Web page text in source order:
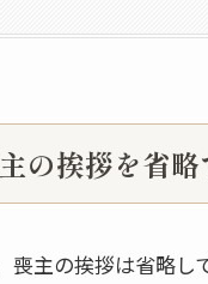
の挨拶を省略
喪主の挨拶は省略し